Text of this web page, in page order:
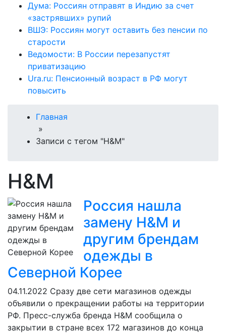
Дума: Россиян отправят в Индию за счет
«застрявших» рупий
ВШЭ: Россиян могут оставить без пенсии по
старости
Ведомости: В России перезапустят
приватизацию
Ura.ru: Пенсионный возраст в РФ могут
повысить
Главная
»
Записи с тегом "H&M"
H&M
Россия нашла
замену H&M и
другим брендам
одежды в
Северной Корее
04.11.2022 Сразу две сети магазинов одежды
объявили о прекращении работы на территории
РФ. Пресс-служба бренда H&M сообщила о
закрытии в стране всех 172 магазинов до конца